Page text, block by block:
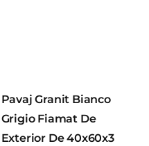
Pavaj Granit Bianco
Grigio Fiamat De
Exterior De 40x60x3